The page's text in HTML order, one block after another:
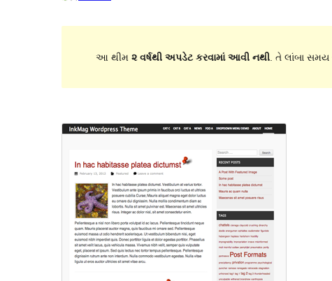
આ થીમ ૨ વર્ષથી અપડેટ કરવામાં આવી નથી. તે લાંબા સમય